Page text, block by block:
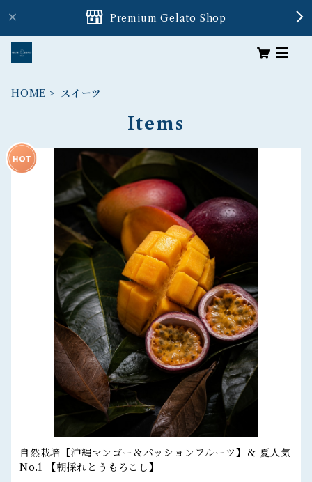
Premium Gelato Shop
HOME スイーツ
Items
自然栽培【沖縄マンゴー＆パッションフルーツ】＆ 夏人気
No.1 【朝採れとうもろこし】